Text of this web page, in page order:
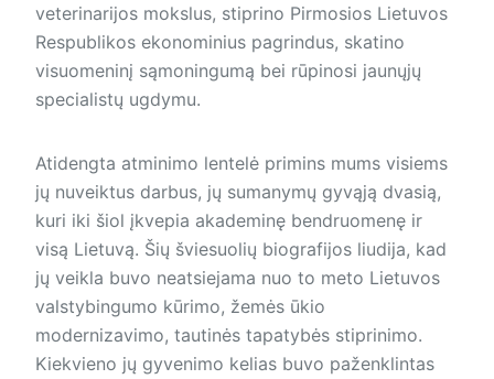
veterinarijos mokslus, stiprino Pirmosios Lietuvos
Respublikos ekonominius pagrindus, skatino
visuomeninį sąmoningumą bei rūpinosi jaunųjų
specialistų ugdymu.
Atidengta atminimo lentelė primins mums visiems
jų nuveiktus darbus, jų sumanymų gyvąją dvasią,
kuri iki šiol įkvepia akademinę bendruomenę ir
visą Lietuvą. Šių šviesuolių biografijos liudija, kad
jų veikla buvo neatsiejama nuo to meto Lietuvos
valstybingumo kūrimo, žemės ūkio
modernizavimo, tautinės tapatybės stiprinimo.
Kiekvieno jų gyvenimo kelias buvo paženklintas